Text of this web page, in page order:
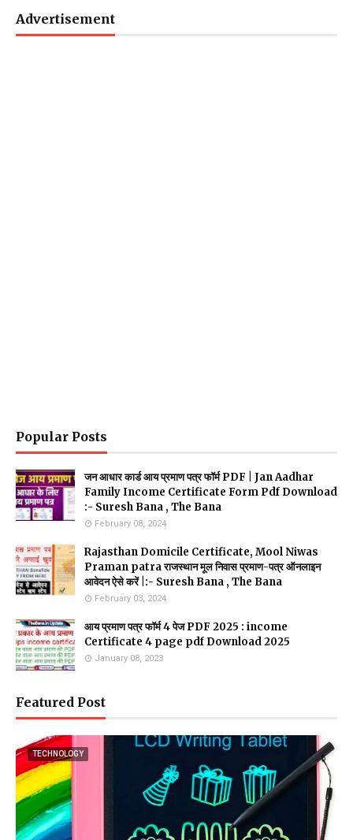
Advertisement
Popular Posts
जन आधार कार्ड आय प्रमाण पत्र फॉर्म PDF | Jan Aadhar
Family Income Certificate Form Pdf Download
:- Suresh Bana , The Bana
February 08, 2024
Rajasthan Domicile Certificate, Mool Niwas
Praman patra राजस्थान मूल निवास प्रमाण-पत्र ऑनलाइन
आवेदन ऐसे करें |:- Suresh Bana , The Bana
February 03, 2024
आय प्रमाण पत्र फॉर्म 4 पेज PDF 2025 : income
Certificate 4 page pdf Download 2025
January 08, 2023
Featured Post
TECHNOLOGY